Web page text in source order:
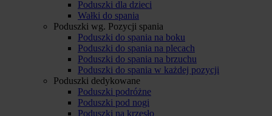
Poduszki dla dzieci
Wałki do spania
Poduszki wg. Pozycji spania
Poduszki do spania na boku
Poduszki do spania na plecach
Poduszki do spania na brzuchu
Poduszki do spania w każdej pozycji
Poduszki dedykowane
Poduszki podróżne
Poduszki pod nogi
Poduszki na krzesło